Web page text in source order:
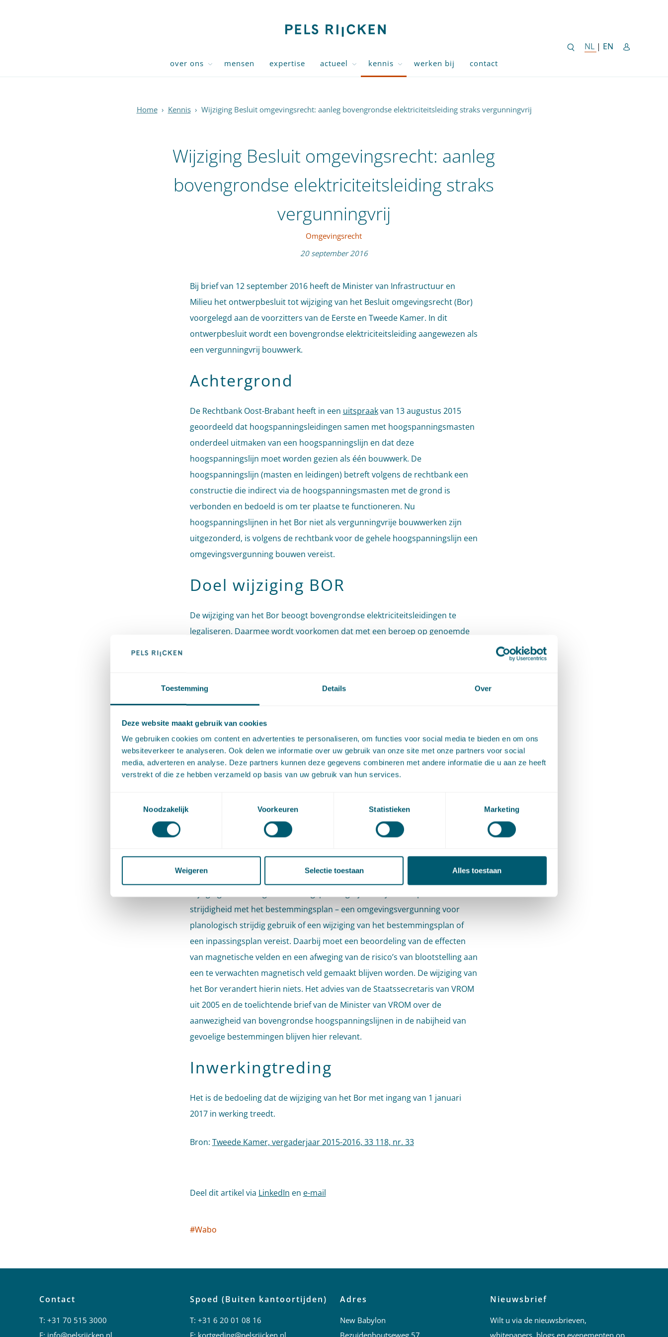
Toestemming Details Over
Deze website maakt gebruik van cookies
We gebruiken cookies om content en advertenties te personaliseren, om functies voor social media te bieden en om ons
websiteverkeer te analyseren. Ook delen we informatie over uw gebruik van onze site met onze partners voor social
media, adverteren en analyse. Deze partners kunnen deze gegevens combineren met andere informatie die u aan ze heeft
verstrekt of die ze hebben verzameld op basis van uw gebruik van hun services.
Noodzakelijk
Voorkeuren Statistieken Marketing
Weigeren Selectie toestaan Alles toestaan
NL NEDERLANDSE
| EN ENGLISH
over ons mensen expertise actueel kennis werken bij contact
Home › Kennis › Wijziging Besluit omgevingsrecht: aanleg bovengrondse elektriciteitsleiding straks vergunningvrij
Wijziging Besluit omgevingsrecht: aanleg
bovengrondse elektriciteitsleiding straks
vergunningvrij
Omgevingsrecht
20 september 2016
Bij brief van 12 september 2016 heeft de Minister van Infrastructuur en
Milieu het ontwerpbesluit tot wijziging van het Besluit omgevingsrecht (Bor)
voorgelegd aan de voorzitters van de Eerste en Tweede Kamer. In dit
ontwerpbesluit wordt een bovengrondse elektriciteitsleiding aangewezen als
een vergunningvrij bouwwerk.
Achtergrond
De Rechtbank Oost-Brabant heeft in een uitspraakvan 13 augustus 2015
geoordeeld dat hoogspanningsleidingen samen met hoogspanningsmasten
onderdeel uitmaken van een hoogspanningslijn en dat deze
hoogspanningslijn moet worden gezien als één bouwwerk. De
hoogspanningslijn (masten en leidingen) betreft volgens de rechtbank een
constructie die indirect via de hoogspanningsmasten met de grond is
verbonden en bedoeld is om ter plaatse te functioneren. Nu
hoogspanningslijnen in het Bor niet als vergunningvrije bouwwerken zijn
uitgezonderd, is volgens de rechtbank voor de gehele hoogspanningslijn een
omgevingsvergunning bouwen vereist.
Doel wijziging BOR
De wijziging van het Bor beoogt bovengrondse elektriciteitsleidingen te
legaliseren. Daarmee wordt voorkomen dat met een beroep op genoemde
daarvoor nu geen illegale situatie bestaat, geldt voor de masten – vanwege
van een bouwwerk en daarmee het vereiste van een omgevingsvergunning
voor het bouwen, wenselijk blijft.
Relatie met het beleid voor
hoogspanningslijnen
elektriciteitsleidingen heeft nadrukkelijk alleen betrekking op de
omgevingsvergunning voor de activiteit bouwen. Voor de aanleg of de
strijdigheid met het bestemmingsplan – een omgevingsvergunning voor
planologisch strijdig gebruik of een wijziging van het bestemmingsplan of
een inpassingsplan vereist. Daarbij moet een beoordeling van de effecten
van magnetische velden en een afweging van de risico’s van blootstelling aan
een te verwachten magnetisch veld gemaakt blijven worden. De wijziging van
het Bor verandert hierin niets. Het advies van de Staatssecretaris van VROM
uit 2005 en de toelichtende brief van de Minister van VROM over de
aanwezigheid van bovengrondse hoogspanningslijnen in de nabijheid van
gevoelige bestemmingen blijven hier relevant.
Inwerkingtreding
Het is de bedoeling dat de wijziging van het Bor met ingang van 1 januari
2017 in werking treedt.
Bron: Tweede Kamer, vergaderjaar 2015-2016, 33 118, nr. 33
Deel dit artikel via LinkedIn en e-mail
Social tags
#Wabo
Contact
T:+31 70 515 3000
E: info@pelsrijcken.nl
Spoed (Buiten kantoortijden)
T: +31 6 20 01 08 16
E: kortgeding@pelsrijcken.nl
Adres
New Babylon
Bezuidenhoutseweg 57
Nieuwsbrief
Wilt u via de nieuwsbrieven,
whitepapers, blogs en evenementen op